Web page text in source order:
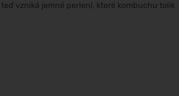
vzniká jemné perlení, které kombuchu tolik